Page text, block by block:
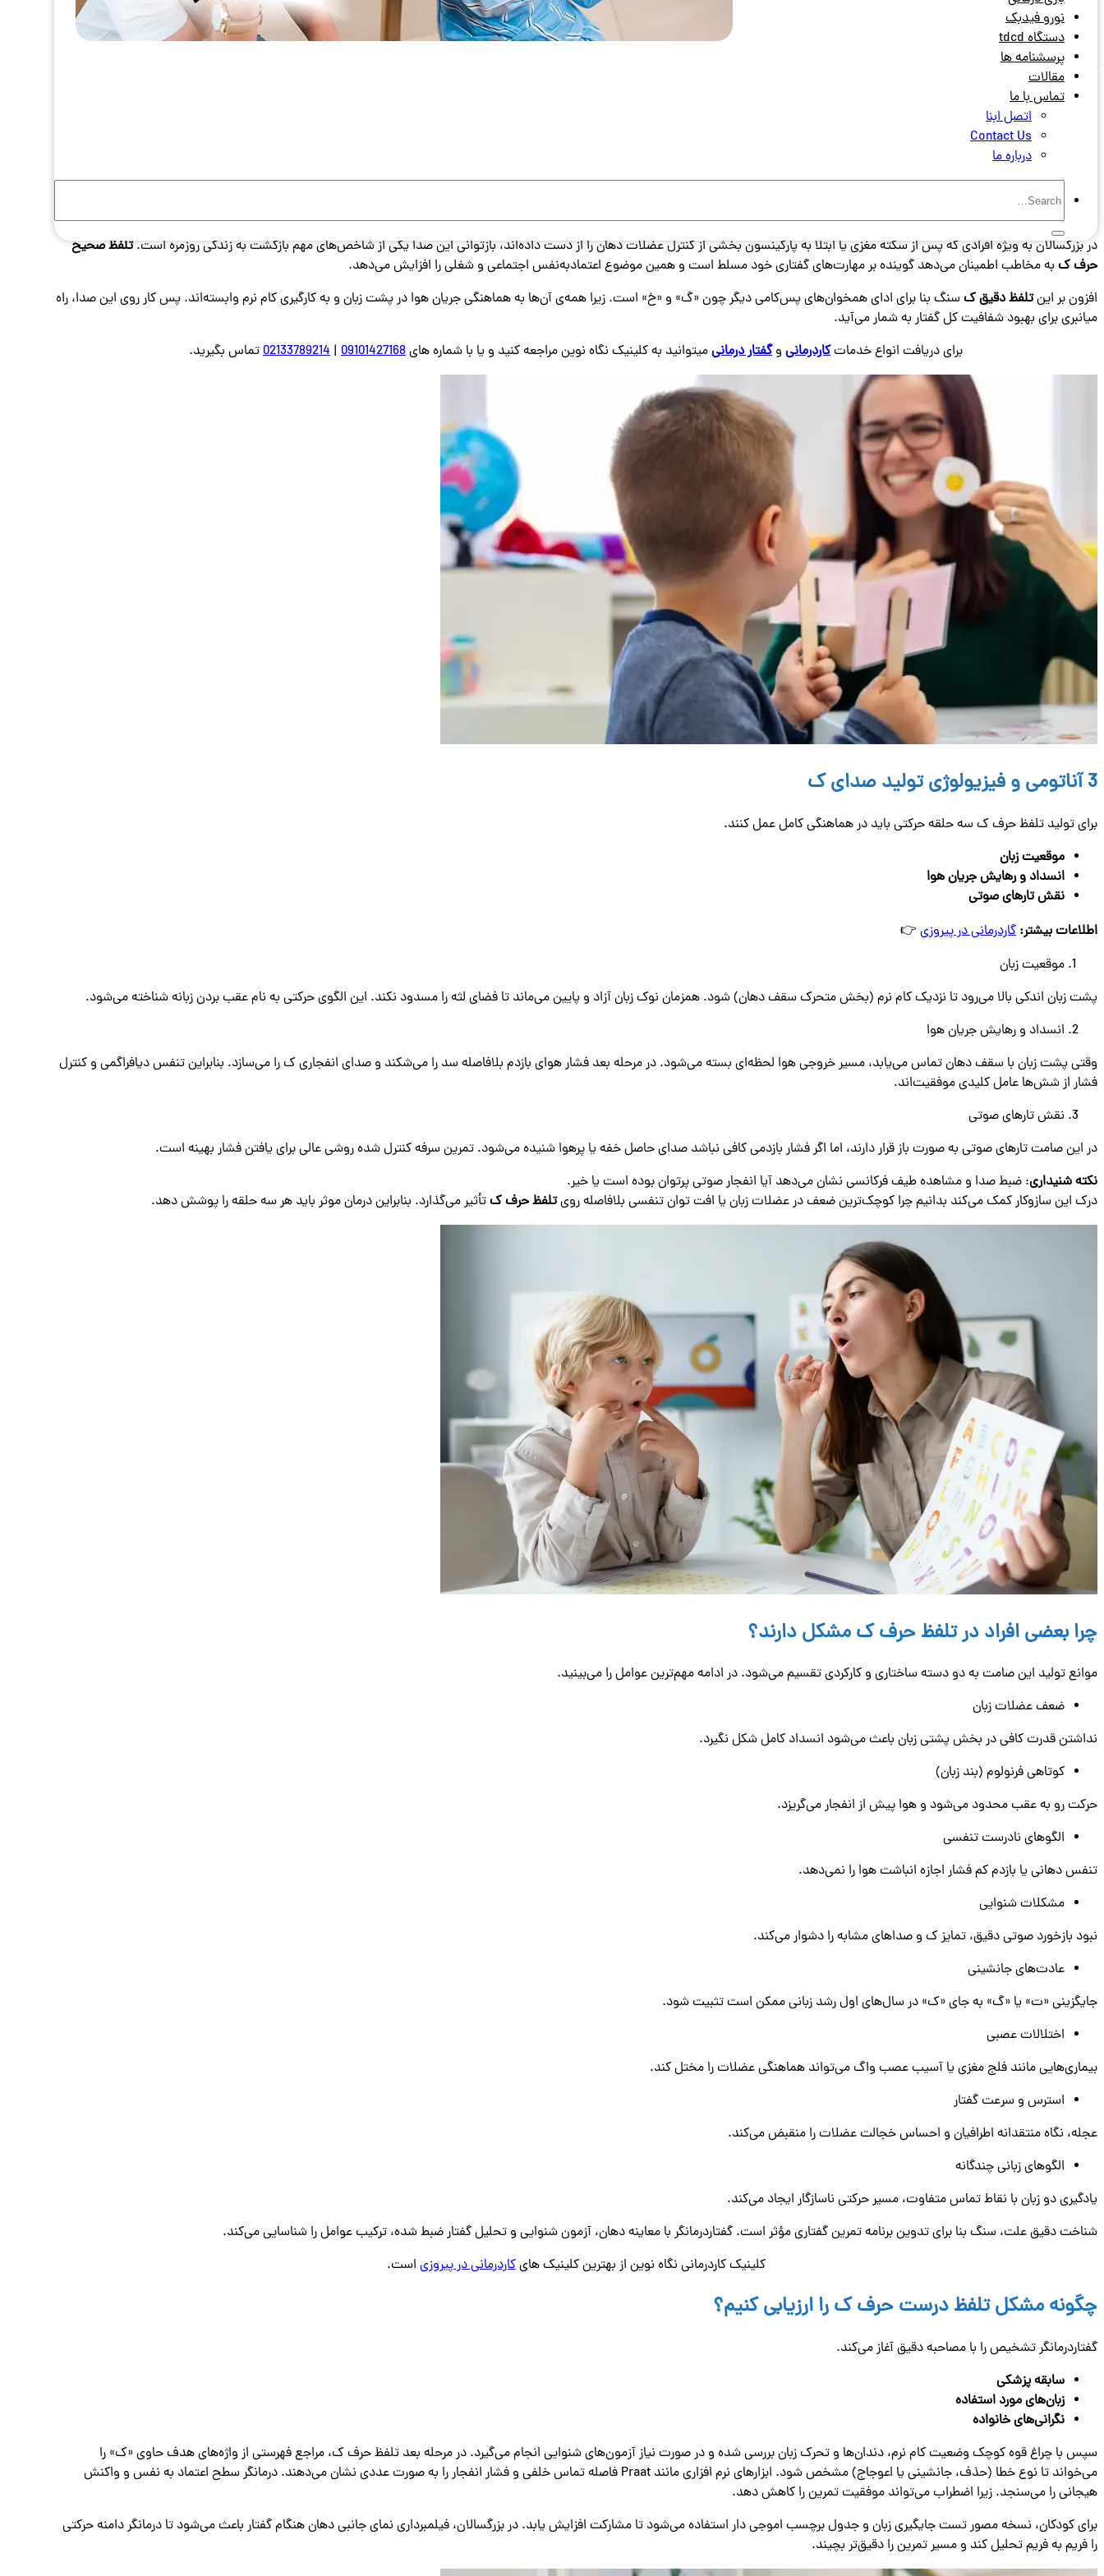
نورو فیدبک
دستگاه tdcd
پرسشنامه ها
مقالات
تماس با ما
اتصل ابنا
Contact Us
درباره ما
تلفظ حرف ککلید گشایش واژه‌های پرکاربردی است که هر روز بر زبانمان جاری می‌شود. زمانی که این صدا بهذ‌درستی تولید نشود، وضوح گفتار آسیب می‌بیند و اعتماد مخاطب نیز کاهش پیدا می‌کند. در ادامه
قدم ‌به ‌قدم یاد می‌گیرید چه عضلاتی فعال می‌شوند، چگونه جریان هوای پشت کام نرم را مهار کنید و با تمرین‌های جذاب،
اهمیت تلفظ حرف ک در رشد ارتباطی
برداشت شنونده اثر بگذارد. پژوهش‌های
در بزرگسالان به ‌ویژه افرادی که پس از سکته مغزی یا ابتلا به پارکینسون بخشی از کنترل عضلات دهان را از دست داده‌اند، بازتوانی این صدا یکی از شاخص‌های مهم بازگشت به زندگی روزمره است.تلفظ صحیح
حرف ک به مخاطب اطمینان می‌دهد گوینده بر مهارت‌های گفتاری خود مسلط است و همین موضوع اعتماد‌به‌نفس اجتماعی و شغلی را افزایش می‌دهد.
افزون بر اینتلفظ دقیق کسنگ بنا برای ادای همخوان‌های پس‌کامی دیگر چون «گ» و «خ» است. زیرا همه‌ی آن‌ها به هماهنگی جریان هوا در پشت زبان و به ‌کارگیری کام نرم وابسته‌اند. پس کار روی این صدا، راه
میانبری برای بهبود شفافیت کل گفتار به شمار می‌آید.
برای دریافت انواع خدماتکاردرمانی وگفتار درمانیمیتوانید به کلینیک نگاه نوین مراجعه کنید و یا با شماره های09101427168
|
02133789214تماس بگیرید.
3 آناتومی و فیزیولوژی تولید صدای ک
برای تولید تلفظ حرف ک سه حلقه حرکتی باید در هماهنگی کامل عمل کنند.
موقعیت زبان
انسداد و رهایش جریان هوا
نقش تارهای صوتی
اطلاعات بیشتر: گاردرمانی در پیروزی 👉
موقعیت زبان
پشت زبان اندکی بالا می‌رود تا نزدیک کام نرم (بخش متحرک سقف دهان) شود. همزمان نوک زبان آزاد و پایین می‌ماند تا فضای لثه را مسدود نکند. این الگوی حرکتی به نام عقب ‌بردن زبانه شناخته می‌شود.
انسداد و رهایش جریان هوا
وقتی پشت زبان با سقف دهان تماس می‌یابد، مسیر خروجی هوا لحظه‌ای بسته می‌شود. در مرحله بعد فشار هوای بازدم بلافاصله سد را می‌شکند و صدای انفجاری ک را می‌سازد. بنابراین تنفس دیافراگمی و کنترل
فشار از شش‌ها عامل کلیدی موفقیت‌اند.
نقش تارهای صوتی
در این صامت تارهای صوتی به ‌صورت باز قرار دارند، اما اگر فشار بازدمی کافی نباشد صدای حاصل خفه یا پرهوا شنیده می‌شود. تمرین سرفه کنترل‌ شده روشی عالی برای یافتن فشار بهینه است.
نکته شنیداری: ضبط صدا و مشاهده طیف فرکانسی نشان می‌دهد آیا انفجار صوتی پرتوان بوده است یا خیر.
درک این سازوکار کمک می‌کند بدانیم چرا کوچک‌ترین ضعف در عضلات زبان یا افت توان تنفسی بلافاصله رویتلفظ حرف کتأثیر می‌گذارد. بنابراین درمان موثر باید هر سه حلقه را پوشش دهد.
چرا بعضی افراد در تلفظ حرف ک مشکل دارند؟
موانع تولید این صامت به دو دسته ساختاری و کارکردی تقسیم می‌شود. در ادامه مهم‌ترین عوامل را می‌بینید.
ضعف عضلات زبان
نداشتن قدرت کافی در بخش پشتی زبان باعث می‌شود انسداد کامل شکل نگیرد.
کوتاهی فرنولوم (بند زبان)
حرکت رو به عقب محدود می‌شود و هوا پیش از انفجار می‌گریزد.
الگوهای نادرست تنفسی
تنفس دهانی یا بازدم کم ‌فشار اجازه انباشت هوا را نمی‌دهد.
مشکلات شنوایی
نبود بازخورد صوتی دقیق، تمایز ک و صداهای مشابه را دشوار می‌کند.
عادت‌های جانشینی
جایگزینی «ت» یا «گ» به ‌جای «ک» در سال‌های اول رشد زبانی ممکن است تثبیت شود.
اختلالات عصبی
بیماری‌هایی مانند فلج مغزی یا آسیب عصب واگ می‌تواند هماهنگی عضلات را مختل کند.
استرس و سرعت گفتار
عجله، نگاه منتقدانه اطرافیان و احساس خجالت عضلات را منقبض می‌کند.
الگوهای زبانی چندگانه
یادگیری دو زبان با نقاط تماس متفاوت، مسیر حرکتی ناسازگار ایجاد می‌کند.
شناخت دقیق علت، سنگ ‌بنا برای تدوین برنامه تمرین گفتاری مؤثر است. گفتاردرمانگر با معاینه دهان، آزمون شنوایی و تحلیل گفتار ضبط ‌شده، ترکیب عوامل را شناسایی می‌کند.
کلینیک کاردرمانی نگاه نوین از بهترین کلینیک هایکاردرمانی در پیروزی است.
چگونه مشکل تلفظ درست حرف ک را ارزیابی کنیم؟
گفتاردرمانگر تشخیص را با مصاحبه دقیق آغاز می‌کند.
سابقه پزشکی
زبان‌های مورد استفاده
نگرانی‌های خانواده
سپس با چراغ قوه کوچک وضعیت کام نرم، دندان‌ها و تحرک زبان بررسی شده و در صورت نیاز آزمون‌های شنوایی انجام می‌گیرد. در مرحله بعد تلفظ حرف ک، مراجع فهرستی از واژه‌های هدف حاوی «ک» را
می‌خواند تا نوع خطا (حذف، جانشینی یا اعوجاج) مشخص شود. ابزارهای نرم ‌افزاری مانند Praat فاصله تماس خلفی و فشار انفجار را به صورت عددی نشان می‌دهند. درمانگر سطح اعتماد ‌به ‌نفس و واکنش
هیجانی را می‌سنجد. زیرا اضطراب می‌تواند موفقیت تمرین را کاهش دهد.
برای کودکان، نسخه مصور تست جایگیری زبان و جدول برچسب اموجی‌ دار استفاده می‌شود تا مشارکت افزایش یابد. در بزرگسالان، فیلمبرداری نمای جانبی دهان هنگام گفتار باعث می‌شود تا درمانگر دامنه حرکتی
را فریم ‌به ‌فریم تحلیل کند و مسیر تمرین را دقیق‌تر بچیند.